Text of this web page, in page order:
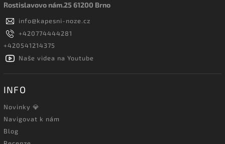
Rostislavovo nám.25 61200 Brno
info@kapesni-noze.cz
+420774444281
+420541214375
Naše videa na Youtube
INFO
Novinky 💎
Navigovat k nám
Blog